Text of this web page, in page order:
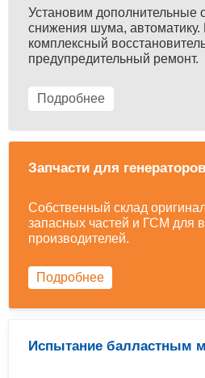
Установим дополнительные
снижения шума,
комплексный
предупредительный ремонт.
Подробнее
Запчасти для
Собственный склад
запасных частей и ГСМ для
производителей.
Подробнее
Испытание балластным